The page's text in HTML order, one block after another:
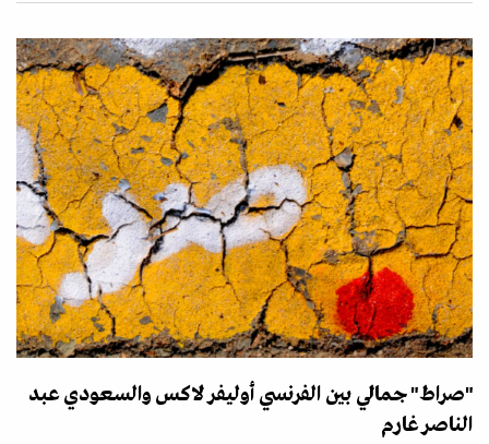
"صراط" جمالي بين الفرنسي أوليفر لاكس والسعودي عبد
الناصر غارم